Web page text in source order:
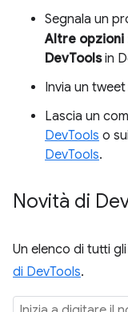
Segnala un
Altre opzioni
DevToolsin
Invia un tweet
Lascia un
DevTools o sui
DevTools.
Novità di
Un elenco di tutti
di DevTools.